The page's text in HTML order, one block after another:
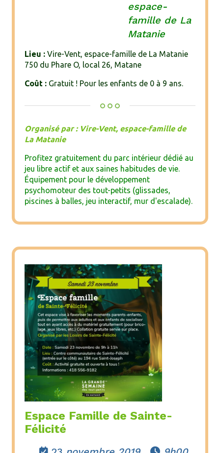
espace-
famille de La
Matanie
Lieu :Vire-Vent, espace-famille de La Matanie
750 du Phare O, local 26, Matane
Coût :Gratuit ! Pour les enfants de 0 à 9 ans.
Organisé par : Vire-Vent, espace-famille de
La Matanie
Profitez gratuitement du parc intérieur dédié au
jeu libre actif et aux saines habitudes de vie.
Équipement pour le développement
psychomoteur des tout-petits (glissades,
piscines à balles, jeu interactif, mur d'escalade).
Espace Famille de Sainte-
Félicité